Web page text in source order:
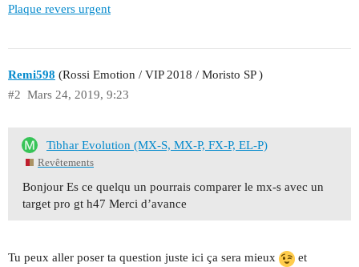
Plaque revers urgent
Remi598 (Rossi Emotion / VIP 2018 / Moristo SP )
Mars 24, 2019, 9:23
#2
Tibhar Evolution (MX-S, MX-P, FX-P, EL-P)
Revêtements
Bonjour Es ce quelqu un pourrais comparer le mx-s avec un
target pro gt h47 Merci d’avance
Tu peux aller poser ta question juste ici ça sera mieux
et